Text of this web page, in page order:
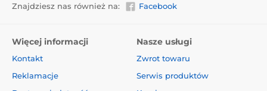
Znajdziesz nas również na: Facebook
Więcej informacji
Kontakt
Reklamacje
Nasze usługi
Zwrot towaru
Serwis produktów